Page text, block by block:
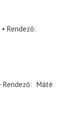
Rendező
Rendező
Máté